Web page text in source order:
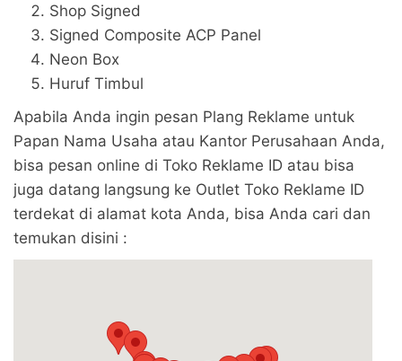
Shop Signed
Signed Composite ACP Panel
Neon Box
Huruf Timbul
Apabila Anda ingin pesan Plang Reklame untuk
Papan Nama Usaha atau Kantor Perusahaan Anda,
bisa pesan online di Toko Reklame ID atau bisa
juga datang langsung ke Outlet Toko Reklame ID
terdekat di alamat kota Anda, bisa Anda cari dan
temukan disini :